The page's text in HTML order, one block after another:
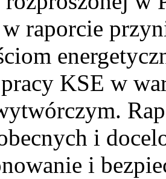
raporcie
KSE w
i
i